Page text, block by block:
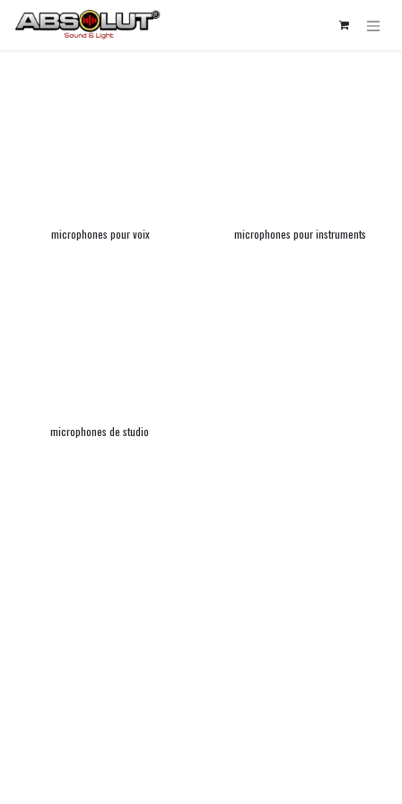
Se rendre au contenu
microphones pour voix microphones pour instruments
microphones de studio